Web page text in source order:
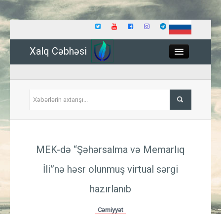
Xalq Cəbhəsi
İqtisadiyyat
MEK-də “Şəhərsalma və Memarlıq
İli”nə həsr olunmuş virtual sərgi
hazırlanıb
Cəmiyyət